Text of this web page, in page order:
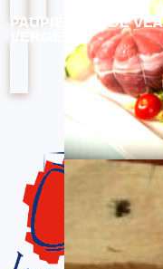
PAUPIETTES DE